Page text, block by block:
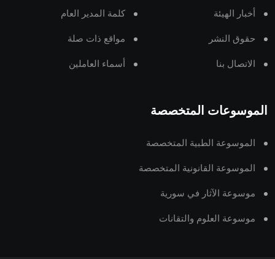
أخبار الهيئة كلمة المدير العام
حقوق النشر مواقع ذات صلة
الاتصال بنا أسماء العاملين
الموسوعات المتخصصة
الموسوعة الطبية المتخصصة
الموسوعة القانونية المتخصصة
موسوعة الآثار في سورية
موسوعة العلوم والتقانات